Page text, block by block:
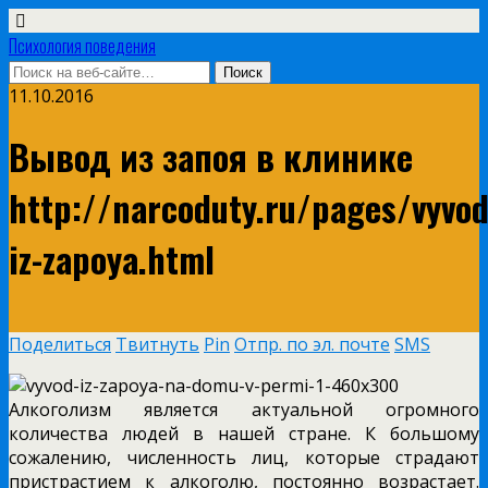
Психология поведения
11.10.2016
Вывод из запоя в клинике
http://narcoduty.ru/pages/
iz-zapoya.html
Поделиться Твитнуть Pin Отпр. по эл. почте SMS
Алкоголизм является актуальной огромного
количества людей в нашей стране. К большому
сожалению, численность лиц, которые страдают
пристрастием к алкоголю, постоянно возрастает.